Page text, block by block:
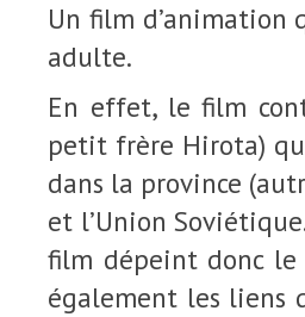
Un film d’animation
adulte.
En effet, le film
petit frère Hirota)
dans la province
et l’Union
film dépeint donc le
également les liens